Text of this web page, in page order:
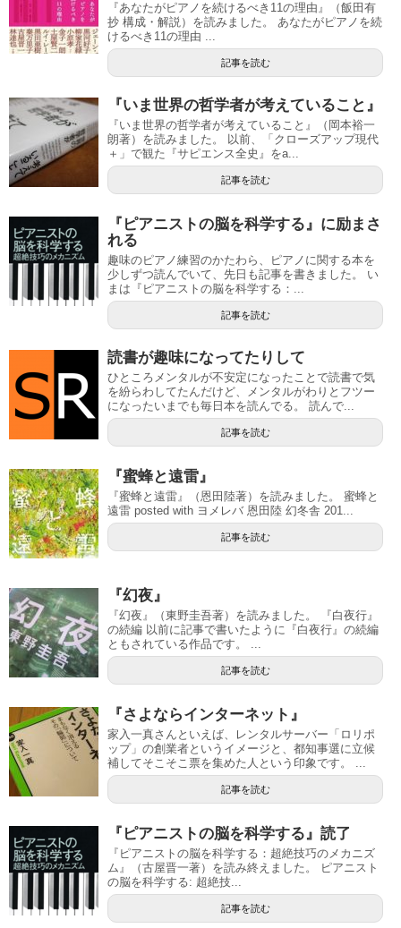
『あなたがピアノを続けるべき11の理由』（飯田有
抄 構成・解説）を読みました。 あなたがピアノを続
けるべき11の理由 ...
記事を読む
『いま世界の哲学者が考えていること』
『いま世界の哲学者が考えていること』（岡本裕一
朗著）を読みました。 以前、「クローズアップ現代
＋」で観た『サピエンス全史』をa...
記事を読む
『ピアニストの脳を科学する』に励まさ
れる
趣味のピアノ練習のかたわら、ピアノに関する本を
少しずつ読んでいて、先日も記事を書きました。 い
まは『ピアニストの脳を科学する：...
記事を読む
読書が趣味になってたりして
ひところメンタルが不安定になったことで読書で気
を紛らわしてたんだけど、メンタルがわりとフツー
になったいまでも毎日本を読んでる。 読んで...
記事を読む
『蜜蜂と遠雷』
『蜜蜂と遠雷』（恩田陸著）を読みました。 蜜蜂と
遠雷 posted with ヨメレバ 恩田陸 幻冬舎 201...
記事を読む
『幻夜』
『幻夜』（東野圭吾著）を読みました。 『白夜行』
の続編 以前に記事で書いたように『白夜行』の続編
ともされている作品です。 ...
記事を読む
『さよならインターネット』
家入一真さんといえば、レンタルサーバー「ロリポ
ップ」の創業者というイメージと、都知事選に立候
補してそこそこ票を集めた人という印象です。 ...
記事を読む
『ピアニストの脳を科学する』読了
『ピアニストの脳を科学する：超絶技巧のメカニズ
ム』（古屋晋一著）を読み終えました。 ピアニスト
の脳を科学する: 超絶技...
記事を読む